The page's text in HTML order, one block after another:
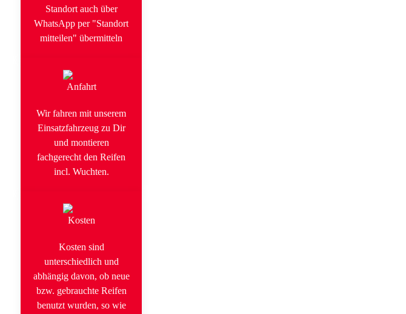
Standort auch über
WhatsApp per "Standort
mitteilen" übermitteln
Wir fahren mit unserem
Einsatzfahrzeug zu Dir
und montieren
fachgerecht den Reifen
incl. Wuchten.
Kosten sind
unterschiedlich und
abhängig davon, ob neue
bzw. gebrauchte Reifen
benutzt wurden, so wie